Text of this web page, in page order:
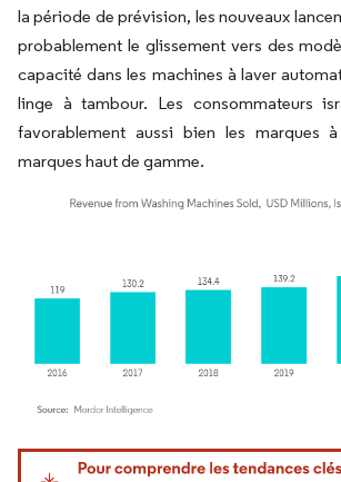
la période de prévision, les nouveaux
probablement le glissement vers des
capacité dans les machines à laver
linge à tambour. Les consommateurs
favorablement aussi bien les marques
marques haut de gamme.
Image © Mordor Intelligence. La réutilisation nécessite